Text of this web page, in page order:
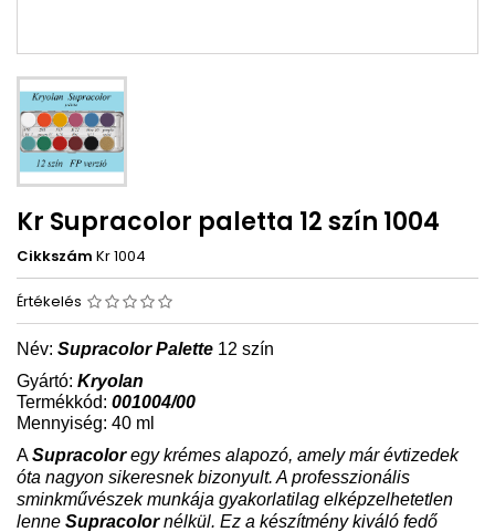
Kr Supracolor paletta 12 szín 1004
Cikkszám Kr 1004
Értékelés
Név: Supracolor Palette 12 szín
Gyártó: Kryolan
Termékkód: 001004/00
Mennyiség: 40 ml
ASupracoloregy krémes alapozó, amely már évtizedek
óta nagyon sikeresnek bizonyult. A professzionális
sminkművészek munkája gyakorlatilag elképzelhetetlen
lenne Supracolornélkül. Ez a készítmény kiváló fedő